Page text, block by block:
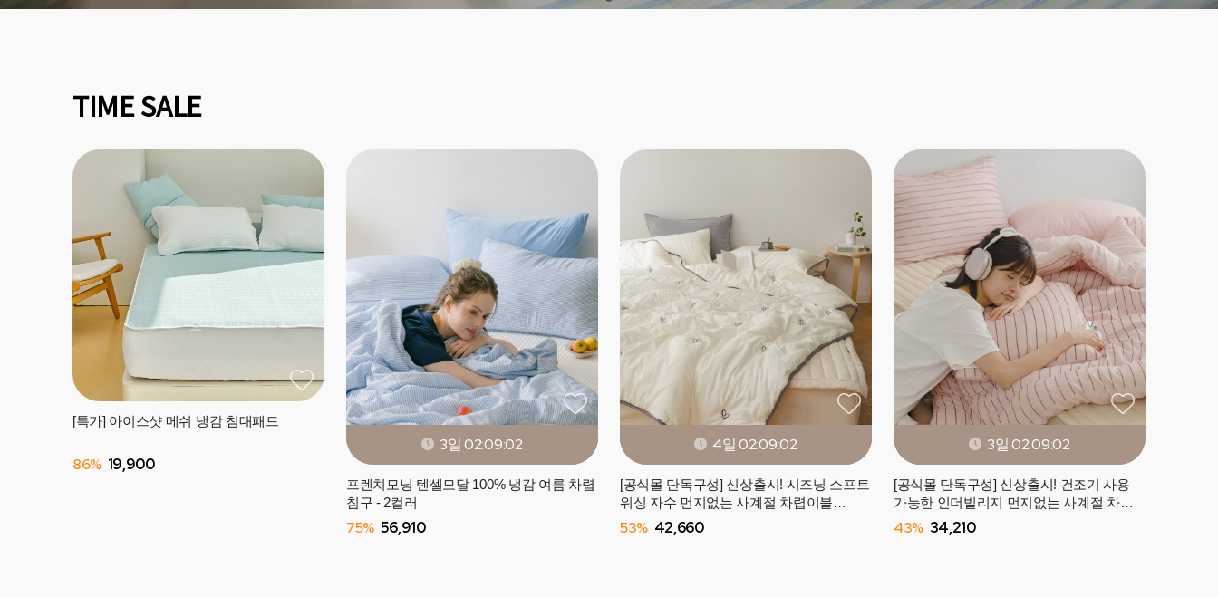
TIME SALE
[특가] 아이스샷 메쉬 냉감 침대패드
86% 19,900
3일 02:08:59
프렌치모닝 텐셀모달 100% 냉감 여름 차렵
침구 - 2컬러
75% 56,910
4일 02:08:59
[공식몰 단독구성] 신상출시! 시즈닝 소프트
워싱 자수 먼지없는 사계절 차렵이불
(SS/Q) - 4컬러
53% 42,660
3일 02:08:59
[공식몰 단독구성] 신상출시! 건조기 사용
가능한 인더빌리지 먼지없는 사계절 차렵
이불 (SS/Q) -10컬러
43% 34,210